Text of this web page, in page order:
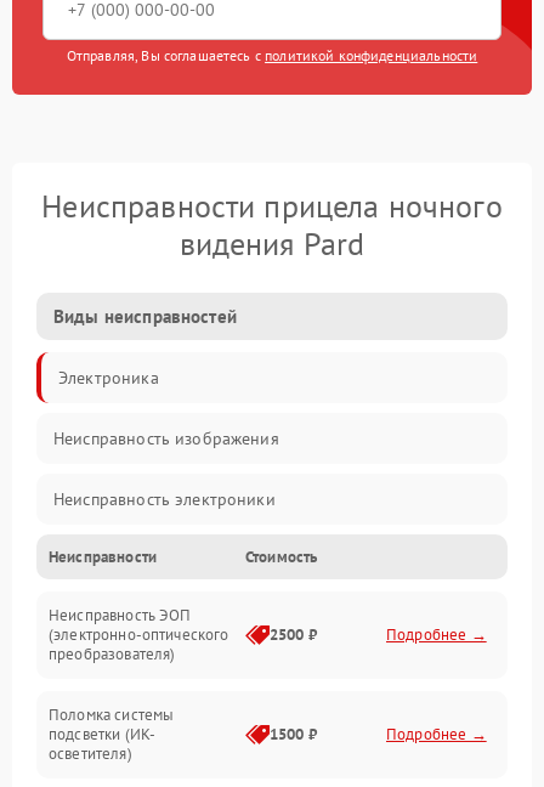
Отправляя, Вы соглашаетесь с политикой конфиденциальности
Неисправности прицела ночного
видения Pard
Виды неисправностей
Электроника
Неисправность изображения
Неисправность электроники
Механические повреждения
Неисправность управления
Оптика
Неисправности Стоимость
Неисправность ЭОП
(электронно-оптического
преобразователя)
2500 ₽ Подробнее →
Поломка системы
подсветки (ИК-
осветителя)
1500 ₽ Подробнее →